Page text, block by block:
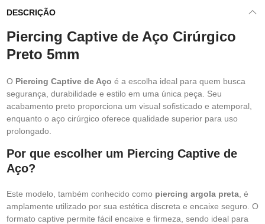
DESCRIÇÃO
Piercing Captive de Aço Cirúrgico
Preto 5mm
O Piercing Captive de Aço é a escolha ideal para quem busca
segurança, durabilidade e estilo em uma única peça. Seu
acabamento preto proporciona um visual sofisticado e atemporal,
enquanto o aço cirúrgico oferece qualidade superior para uso
prolongado.
Por que escolher um Piercing Captive de
Aço?
Este modelo, também conhecido como piercing argola preta , é
amplamente utilizado por sua estética discreta e encaixe seguro. O
formato captive permite fácil encaixe e firmeza, sendo ideal para